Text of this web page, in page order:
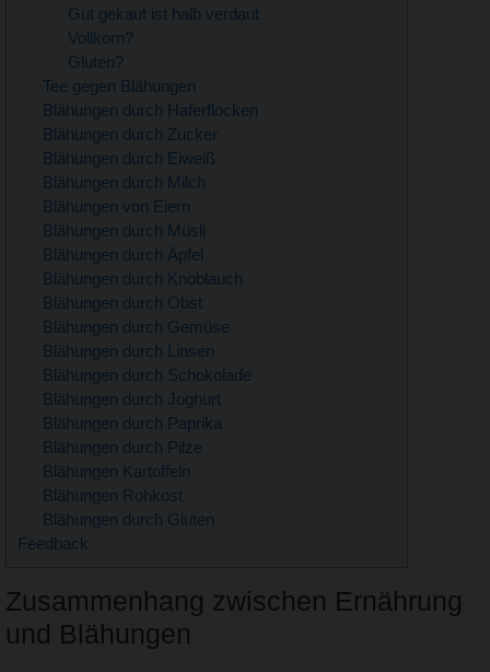
Gut gekaut ist halb verdaut
Vollkorn?
Gluten?
Tee gegen Blähungen
Blähungen durch Haferflocken
Blähungen durch Zucker
Blähungen durch Eiweiß
Blähungen durch Milch
Blähungen von Eiern
Blähungen durch Müsli
Blähungen durch Äpfel
Blähungen durch Knoblauch
Blähungen durch Obst
Blähungen durch Gemüse
Blähungen durch Linsen
Blähungen durch Schokolade
Blähungen durch Joghurt
Blähungen durch Paprika
Blähungen durch Pilze
Blähungen Kartoffeln
Blähungen Rohkost
Blähungen durch Gluten
Feedback
Zusammenhang zwischen Ernährung
und Blähungen